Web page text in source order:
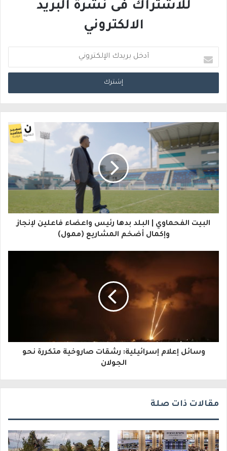
للاشتراك فى نشرة البريد
الالكتروني
د
خ
ب
ر
ي
د
ا
إ
البيت الفحماوي | البلد بدها رئيس واعضاء فاعلين لإنجاز
وإكمال أضخم المشاريع (ممول)
وسائل إعلام إسرائيلية: رشقات صاروخية متكررة نحو
الجولان
مقالات ذات صلة